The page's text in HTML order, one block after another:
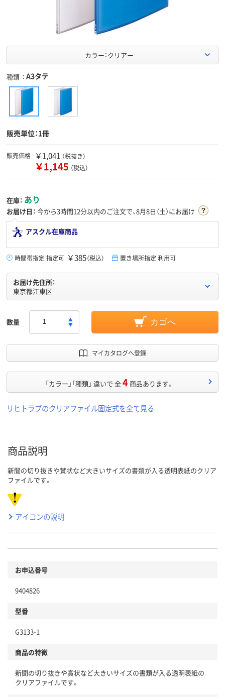
カラー：クリアー
種類 A3タテ
販売単位：1冊
販売価格 ￥1,041 （税抜き）
￥1,145 （税込）
在庫： あり
お届け日： 今から3時間12分以内のご注文で、8月8日（土）にお届け
アスクル在庫商品
時間帯指定 指定可 ￥385（税込） 置き場所指定 利用可
お届け先住所：
東京都江東区
数量 カゴへ
マイカタログへ登録
「カラー」「種類」 違いで 全4 商品あります。
リヒトラブのクリアファイル固定式を全て見る
商品説明
新聞の切り抜きや賞状など大きいサイズの書類が入る透明表紙のクリア
ファイルです。
アイコンの説明
お申込番号
9404826
型番
G3133-1
商品の特徴
新聞の切り抜きや賞状など大きいサイズの書類が入る透明表紙の
クリアファイルです。